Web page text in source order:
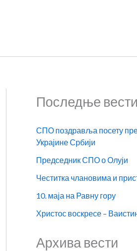
Последње вести
СПО поздравља посету
Украјине Србији
Председник СПО о Олуји
Честитка члановима и
10. маја на Равну гору
Христос воскресе –
Архива вести